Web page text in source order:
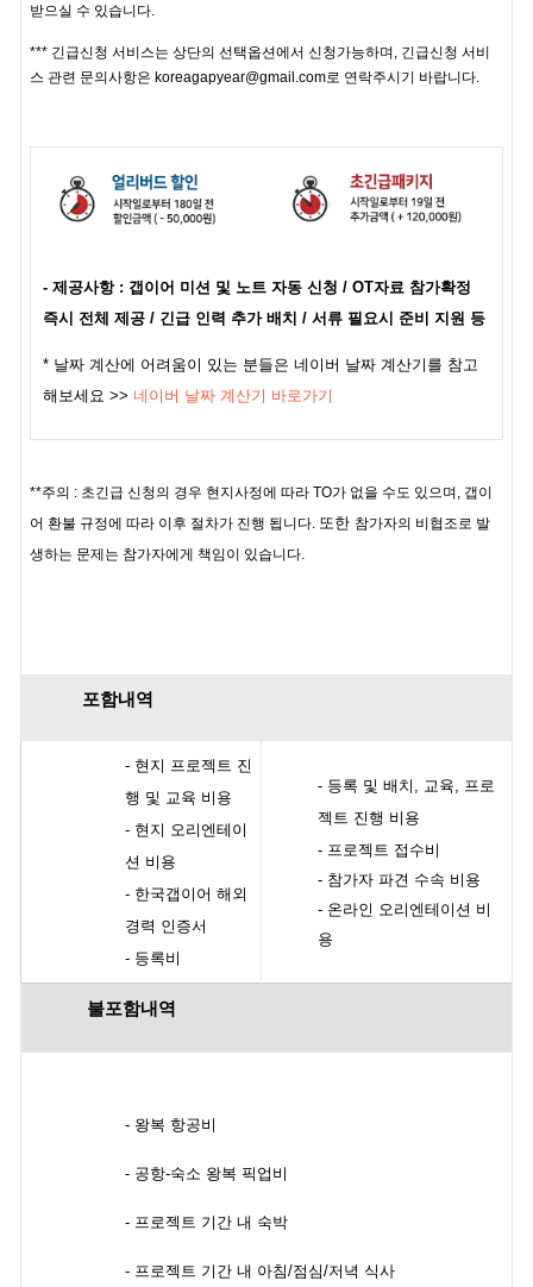
받으실 수 있습니다.
*** 긴급신청 서비스는 상단의 선택옵션에서 신청가능하며, 긴급신청 서비
스 관련 문의사항은 koreagapyear@gmail.com로 연락주시기 바랍니다.
- 제공사항 : 갭이어 미션 및 노트 자동 신청 / OT자료 참가확정
즉시 전체 제공 / 긴급 인력 추가 배치 / 서류 필요시 준비 지원 등
* 날짜 계산에 어려움이 있는 분들은 네이버 날짜 계산기를 참고
해보세요 >> 네이버 날짜 계산기 바로가기
**주의 : 초긴급 신청의 경우 현지사정에 따라 TO가 없을 수도 있으며, 갭이
어 환불 규정에 따라 이후 절차가 진행 됩니다. 또한 참가자의 비협조로 발
생하는 문제는 참가자에게 책임이 있습니다.
포함내역
- 현지 프로젝트 진
행 및 교육 비용
- 현지 오리엔테이
션 비용
- 한국갭이어 해외
경력 인증서
- 등록비
- 등록 및 배치, 교육, 프로
젝트 진행 비용
- 프로젝트 접수비
- 참가자 파견 수속 비용
- 온라인 오리엔테이션 비
용
불포함내역
- 왕복 항공비
- 공항-숙소 왕복 픽업비
- 프로젝트 기간 내 숙박
- 프로젝트 기간 내 아침/점심/저녁 식사